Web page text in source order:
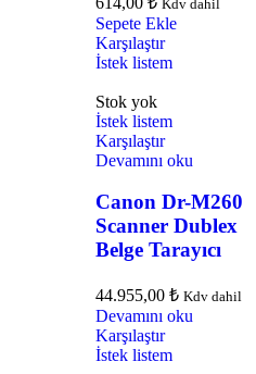
Kdv dahil
Sepete Ekle
Karşılaştır
İstek listem
Stok yok
İstek listem
Karşılaştır
Devamını oku
Canon Dr-M260
Scanner Dublex
Belge Tarayıcı
44.955,00 ₺ Kdv dahil
Devamını oku
Karşılaştır
İstek listem